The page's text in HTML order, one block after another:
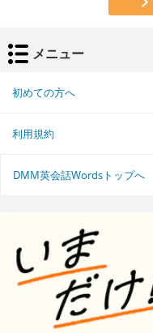
メニュー
初めての方へ
利用規約
DMM英会話Wordsトップへ